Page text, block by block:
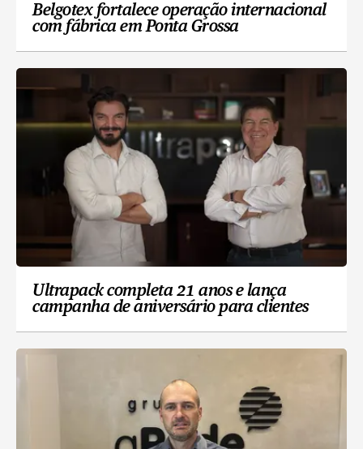
Belgotex fortalece operação internacional
com fábrica em Ponta Grossa
Ultrapack completa 21 anos e lança
campanha de aniversário para clientes